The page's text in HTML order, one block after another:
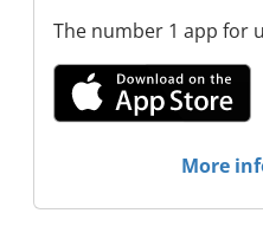
The number 1 app for
More